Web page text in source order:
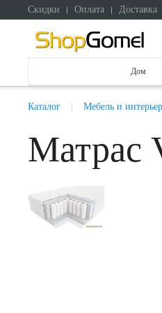
Скидки Оплата Доставка
Дом
Каталог Мебель и интерьер
Матрас